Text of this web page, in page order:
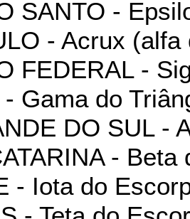
SANTO -
- Acrux
FEDERAL -
- Gama do
DO SUL -
-
- Iota do